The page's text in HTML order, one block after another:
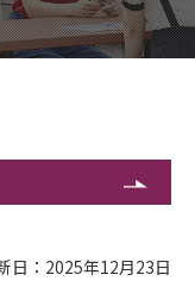
日：2025年12月23日